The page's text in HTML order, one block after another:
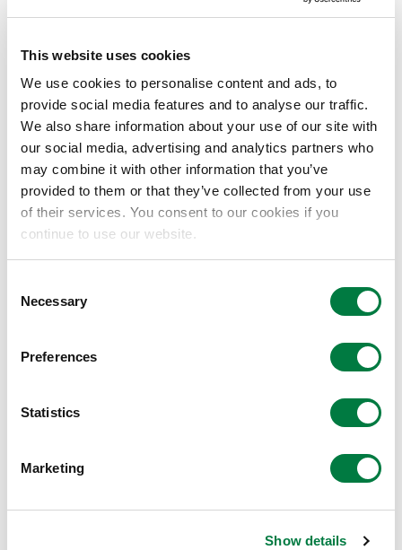
This website uses cookies
We use cookies to personalise content and ads, to
provide social media features and to analyse our traffic.
We also share information about your use of our site with
our social media, advertising and analytics partners who
may combine it with other information that you’ve
provided to them or that they’ve collected from your use
of their services. You consent to our cookies if you
continue to use our website.
Selection
Necessary
Preferences
Statistics
Marketing
Show details
社以上の評価を行っており、約300のグローバル企業が
使用しています。
SDGsをはじめとする社会課題の解決に向けて企業への
要請が高まる中、当社は、化学産業が社会の基盤と革新
を担う存在であり、持続可能な社会に向けて大きな責任
を持っていると認識しています。三井化学グループは
「環境と調和した共生社会」、「健康安心な長寿社会」
を実現すべく、環境貢献価値Blue Value®、QOL向上価
テナブルな企業グループを目指してまいります。
※1 EcoVadis社:
Value®
共生社会」と「健康安心な長寿社会」実現のため、提供す
る製品・サービスの環境および社会への貢献を見える化
し、その価値をステークホルダーの方々と共有できるよう
にしたもの。製品・サービスを用途別に独自の指標で評価